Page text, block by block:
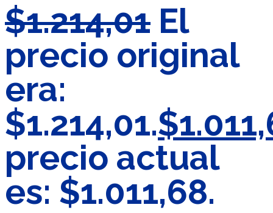
$1.214,01 El
precio original
era:
$1.214,01.$
precio actual
es: $1.011,68.